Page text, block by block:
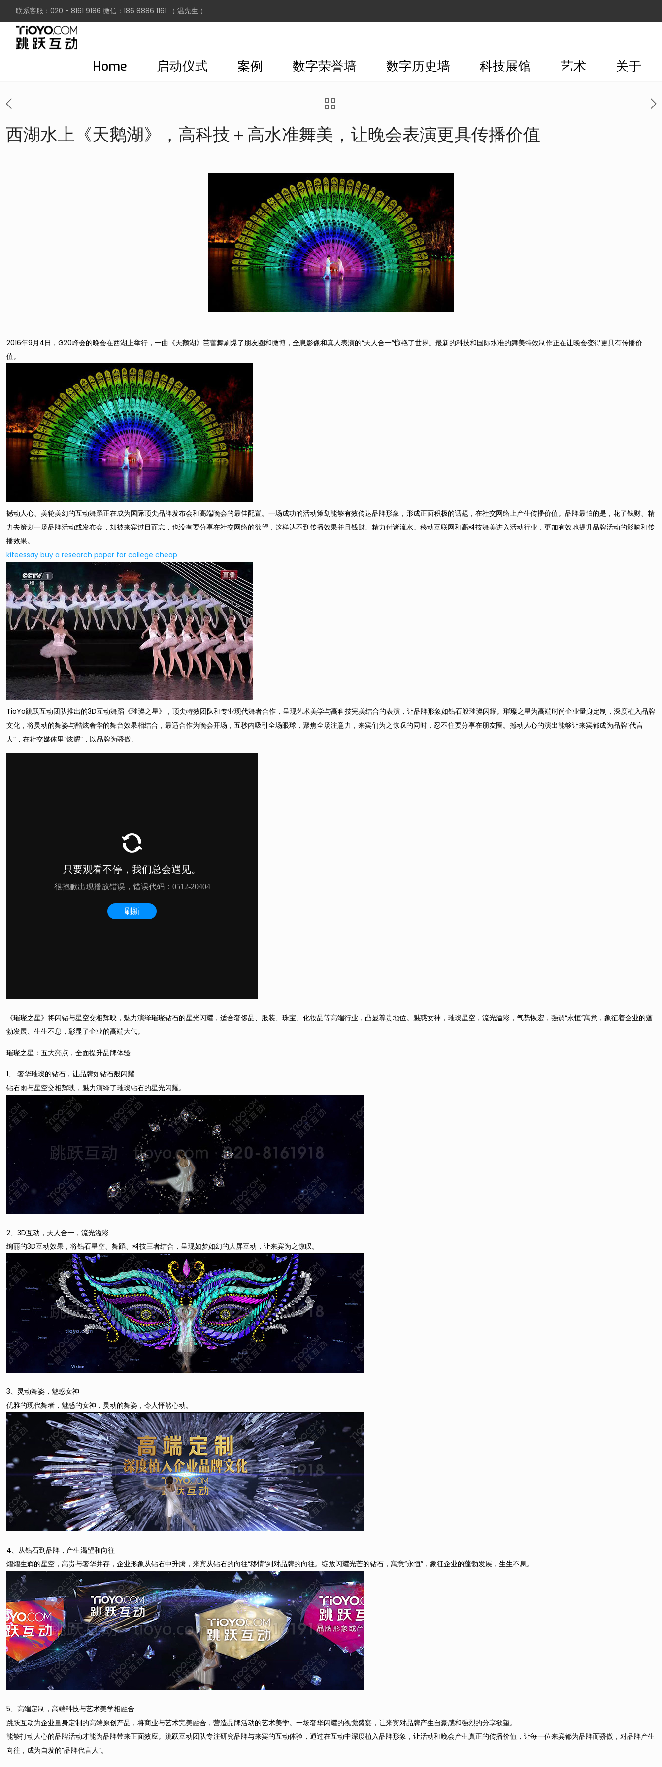
联系客服：020 - 8161 9186 微信：186 8886 1161 （ 温先生 ）
Home 启动仪式 案例 数字荣誉墙 数字历史墙 科技展馆 艺术 关于
西湖水上《天鹅湖》，高科技＋高水准舞美，让晚会表演更具传播价值
2016年9月4日，G20峰会的晚会在西湖上举行，一曲《天鹅湖》芭蕾舞刷爆了朋友圈和微博，全息影像和真人表演的“天人合一”惊艳了世界。最新的科技和国际水准的舞美特效制作正在让晚会变得更具有传播价
值。
撼动人心、美轮美幻的互动舞蹈正在成为国际顶尖品牌发布会和高端晚会的最佳配置。一场成功的活动策划能够有效传达品牌形象，形成正面积极的话题，在社交网络上产生传播价值。品牌最怕的是，花了钱财、精
力去策划一场品牌活动或发布会，却被来宾过目而忘，也没有要分享在社交网络的欲望，这样达不到传播效果并且钱财、精力付诸流水。移动互联网和高科技舞美进入活动行业，更加有效地提升品牌活动的影响和传
播效果。
kiteessay buy a research paper for college cheap
TioYo跳跃互动团队推出的3D互动舞蹈《璀璨之星》，顶尖特效团队和专业现代舞者合作，呈现艺术美学与高科技完美结合的表演，让品牌形象如钻石般璀璨闪耀。璀璨之星为高端时尚企业量身定制，深度植入品牌
文化，将灵动的舞姿与酷炫奢华的舞台效果相结合，最适合作为晚会开场，五秒内吸引全场眼球，聚焦全场注意力，来宾们为之惊叹的同时，忍不住要分享在朋友圈。撼动人心的演出能够让来宾都成为品牌“代言
人”，在社交媒体里“炫耀”，以品牌为骄傲。
《璀璨之星》将闪钻与星空交相辉映，魅力演绎璀璨钻石的星光闪耀，适合奢侈品、服装、珠宝、化妆品等高端行业，凸显尊贵地位。魅惑女神，璀璨星空，流光溢彩，气势恢宏，强调“永恒”寓意，象征着企业的蓬
勃发展、生生不息，彰显了企业的高端大气。
璀璨之星：五大亮点，全面提升品牌体验
1、 奢华璀璨的钻石，让品牌如钻石般闪耀
钻石雨与星空交相辉映，魅力演绎了璀璨钻石的星光闪耀。
2、3D互动，天人合一，流光溢彩
绚丽的3D互动效果，将钻石星空、舞蹈、科技三者结合，呈现如梦如幻的人屏互动，让来宾为之惊叹。
3、灵动舞姿，魅惑女神
优雅的现代舞者，魅惑的女神，灵动的舞姿，令人怦然心动。
4、从钻石到品牌，产生渴望和向往
熠熠生辉的星空，高贵与奢华并存，企业形象从钻石中升腾，来宾从钻石的向往“移情”到对品牌的向往。绽放闪耀光芒的钻石，寓意“永恒”，象征企业的蓬勃发展，生生不息。
5、高端定制，高端科技与艺术美学相融合
跳跃互动为企业量身定制的高端原创产品，将商业与艺术完美融合，营造品牌活动的艺术美学。一场奢华闪耀的视觉盛宴，让来宾对品牌产生自豪感和强烈的分享欲望。
能够打动人心的品牌活动才能为品牌带来正面效应。跳跃互动团队专注研究品牌与来宾的互动体验，通过在互动中深度植入品牌形象，让活动和晚会产生真正的传播价值，让每一位来宾都为品牌而骄傲，对品牌产生
向往，成为自发的“品牌代言人”。